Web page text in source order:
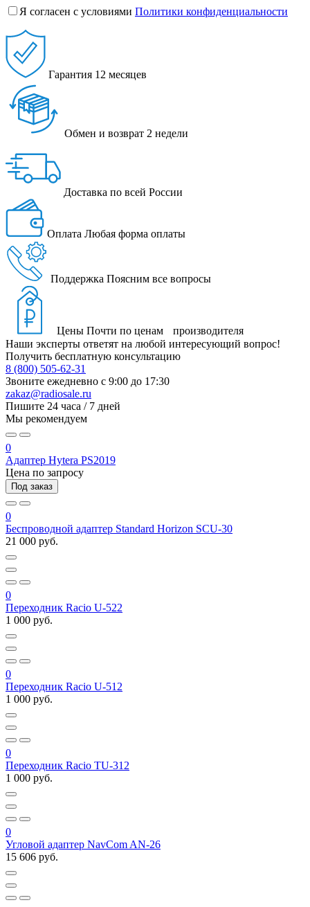
Я согласен с условиями Политики конфиденциальности
Гарантия 12 месяцев
Обмен и возврат 2 недели
Доставка по всей России
Оплата Любая форма оплаты
Поддержка Поясним все вопросы
Цены Почти по ценам производителя
Наши эксперты ответят на любой интересующий вопрос!
Получить бесплатную консультацию
8 (800) 505-62-31
Звоните ежедневно с 9:00 до 17:30
zakaz@radiosale.ru
Пишите 24 часа / 7 дней
Мы рекомендуем
0
Адаптер Hytera PS2019
Цена по запросу
Под заказ
0
Беспроводной адаптер Standard Horizon SCU-30
21 000 руб.
0
Переходник Racio U-522
1 000 руб.
0
Переходник Racio U-512
1 000 руб.
0
Переходник Racio TU-312
1 000 руб.
0
Угловой адаптер NavCom AN-26
15 606 руб.